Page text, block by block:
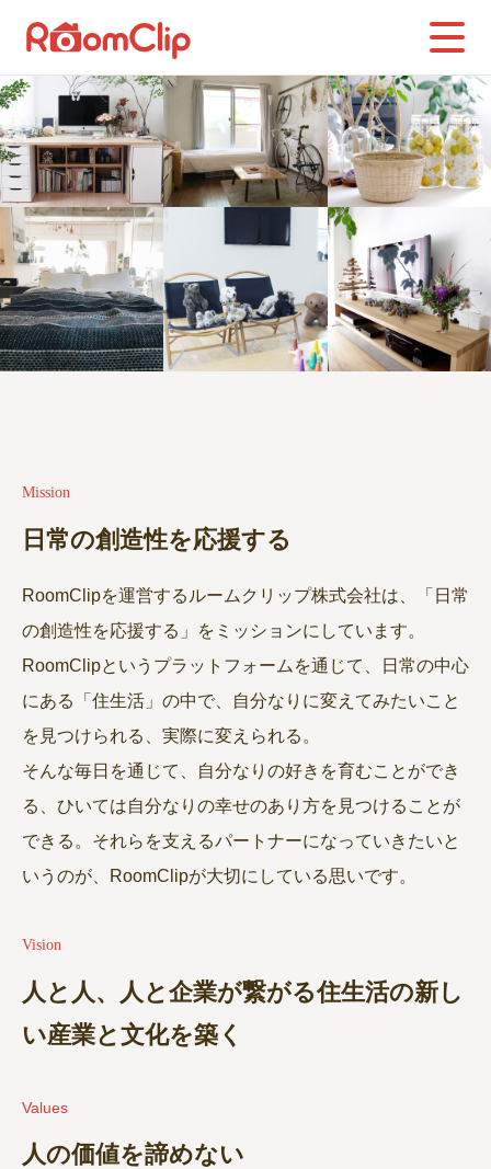
Mission
日常の創造性を応援する
RoomClipを運営するルームクリップ株式会社は、「日常
の創造性を応援する」をミッションにしています。
RoomClipというプラットフォームを通じて、日常の中心
にある「住生活」の中で、自分なりに変えてみたいこと
を見つけられる、実際に変えられる。
そんな毎日を通じて、自分なりの好きを育むことができ
る、ひいては自分なりの幸せのあり方を見つけることが
できる。それらを支えるパートナーになっていきたいと
いうのが、RoomClipが大切にしている思いです。
Vision
人と人、人と企業が繋がる住生活の新し
い産業と文化を築く
Values
人の価値を諦めない